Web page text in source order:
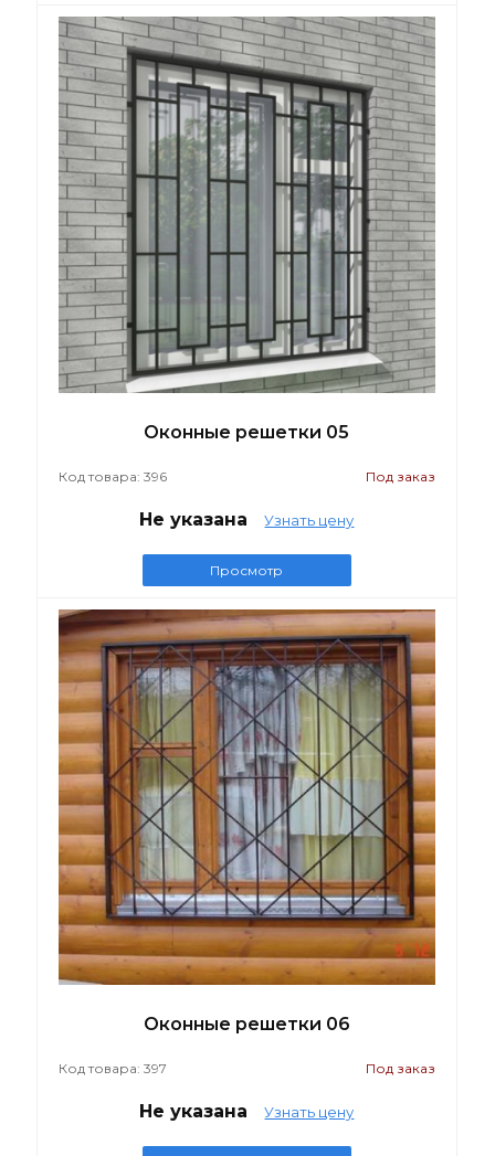
Оконные решетки 05
Код товара: 396 Под заказ
Не указана Узнать цену
Просмотр
Оконные решетки 06
Код товара: 397 Под заказ
Не указана Узнать цену